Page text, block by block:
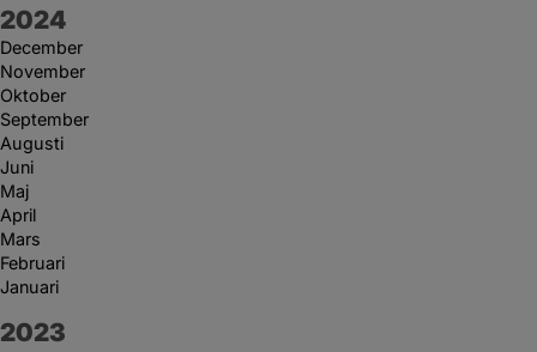
År:
2024
December
November
Oktober
September
Augusti
Juni
Maj
April
Mars
Februari
Januari
År:
2023